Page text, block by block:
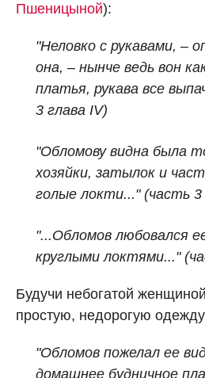
Пшеницыной):
"Неловко с рукавами, –
она, – нынче ведь вон
платья, рукава все
3 глава IV)
"Обломову видна была
хозяйки, затылок и
голые локти..." (часть 3
"...Обломов любовался
круглыми локтями..."
Будучи небогатой
простую, недорогую
"Обломов пожелал ее
домашнее будничное